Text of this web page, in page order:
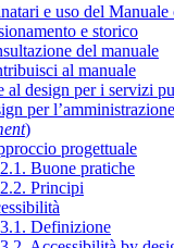
e uso del
e storico
del manuale
al manuale
al design per i servizi
per
)
progettuale
Buone pratiche
Principi
Definizione